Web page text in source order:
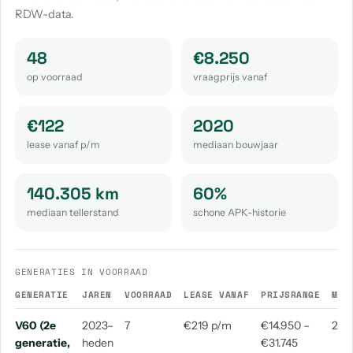
Volvo 940
Volvo V90 Cross Country
aantal: 1
Volvo Xc70
aantal: 1
RDW-data.
48
op voorraad
€8.250
vraagprijs vanaf
€122
lease vanaf p/m
2020
mediaan bouwjaar
140.305 km
mediaan tellerstand
60%
schone APK-historie
GENERATIES IN VOORRAAD
GENERATIE
JAREN VOORRAAD LEASE VANAF PRIJSRANGE
V60 (2e
generatie,
2023–
heden
7 €219 p/m
€14.950 –
€31.745